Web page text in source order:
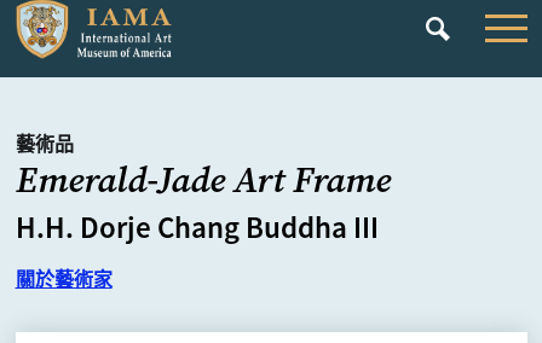
藝術品
Emerald-Jade Art Frame
H.H. Dorje Chang Buddha III
關於藝術家